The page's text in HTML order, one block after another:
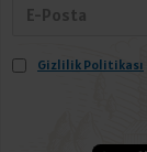
Gizlilik Politikası